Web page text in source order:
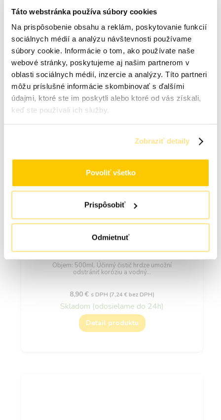
Táto webstránka používa súbory cookies
Na prispôsobenie obsahu a reklám, poskytovanie funkcií
sociálnych médií a analýzu návštevnosti používame
súbory cookie. Informácie o tom, ako používate naše
webové stránky, poskytujeme aj našim partnerom v
oblasti sociálnych médií, inzercie a analýzy. Títo partneri
môžu príslušné informácie skombinovať s ďalšími
údajmi, ktoré ste im poskytli alebo ktoré od vás získali,
keď ste používali ich služby.
Zobraziť detaily
Povoliť všetko
Prispôsobiť
Odmietnuť
Objem: 500ml. Účinný čistič škárovačky
6,90€ s DPH (5,61 €bez DPH)
Skladom (odosielame do 24h)
Detail produktu
sanity
Objem: 500ml. Účinný čistič hrdze umožní
odstrániť koróziu a vodný…
8,90€ s DPH (7,24€ bez DPH)
Skladom (odosielame do 24h)
Detail produktu